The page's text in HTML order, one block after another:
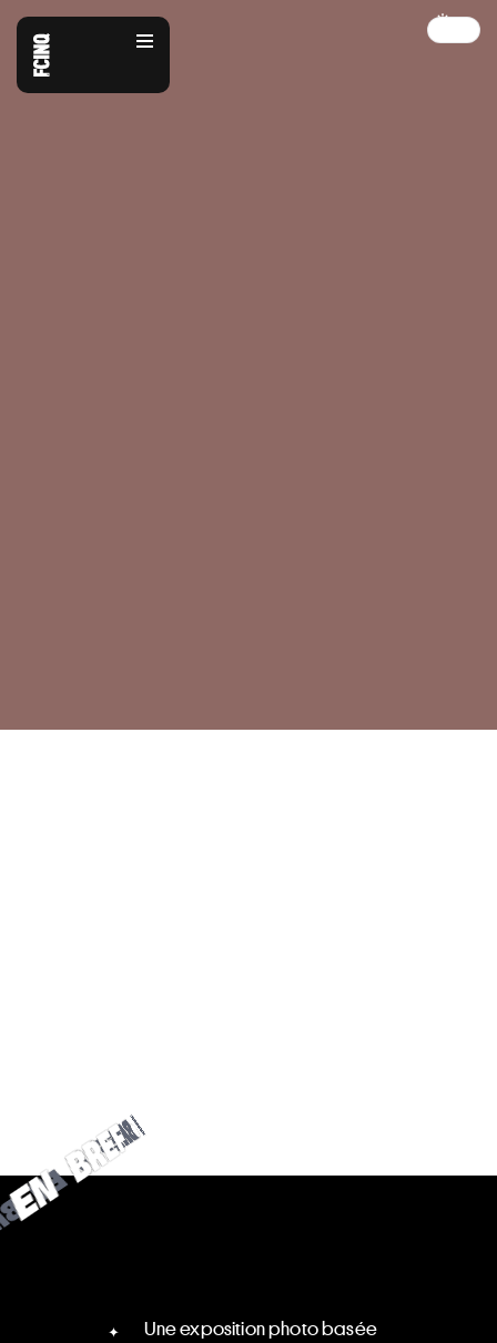
R
E
F•E
N
B
R
E
F
•
E
N
B
R
E
Une exposition photo basée